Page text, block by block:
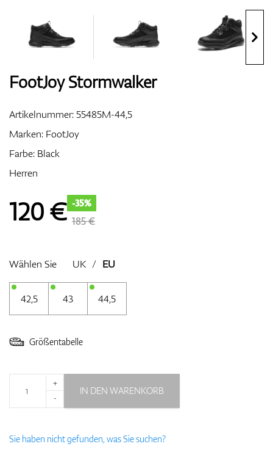
Bags
Entfernungsmesser & GPS
FootJoy Stormwalker
Artikelnummer:55485M-44,5
Marken: FootJoy
Farbe: Black
Herren
120€ -35%
185 €
Wählen Sie UK / EU
42,5 43 44,5
Größentabelle
+
-
IN DEN WARENKORB
Sie haben nicht gefunden, was Sie suchen?